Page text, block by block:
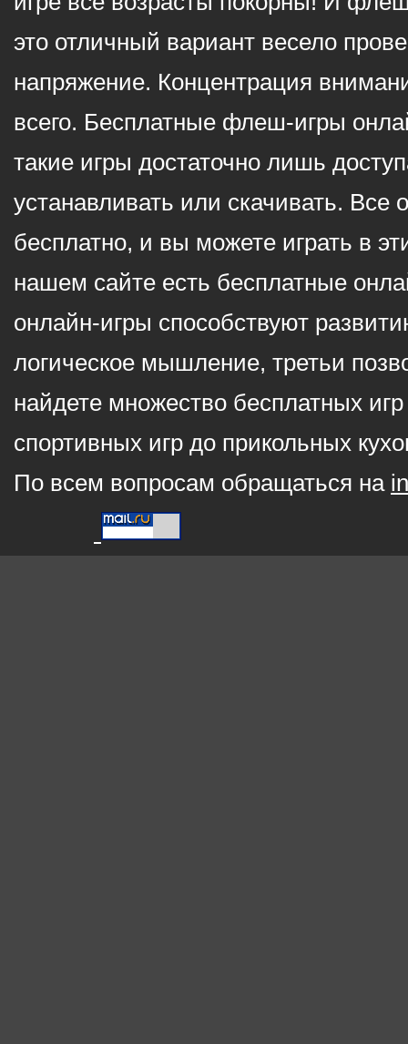
это отличный вариант весело
напряжение. Концентрация
всего. Бесплатные флеш-игры
такие игры достаточно лишь
устанавливать или скачивать.
бесплатно, и вы можете играть в
нашем сайте есть бесплатные
онлайн-игры способствуют
логическое мышление, третьи
найдете множество бесплатных
спортивных игр до прикольных
По всем вопросам обращаться на